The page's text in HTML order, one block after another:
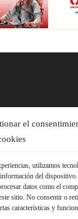
el
utilizamos
del
datos como el
sitio. No consentir o
características y